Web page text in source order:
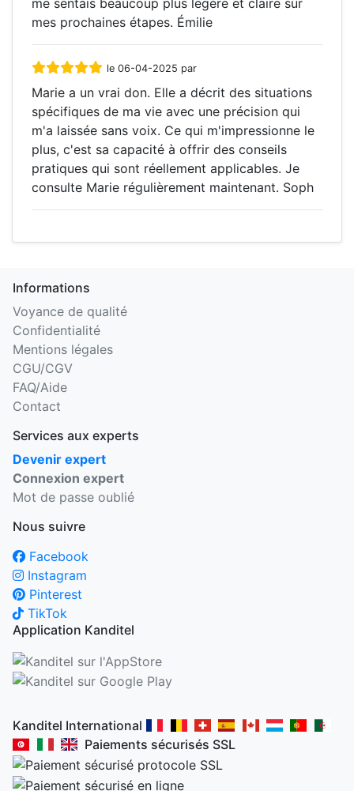
me sentais beaucoup plus légère et claire sur
mes prochaines étapes. Émilie
le 06-04-2025 par
Marie a un vrai don. Elle a décrit des situations
spécifiques de ma vie avec une précision qui
m'a laissée sans voix. Ce qui m'impressionne le
plus, c'est sa capacité à offrir des conseils
pratiques qui sont réellement applicables. Je
consulte Marie régulièrement maintenant. Soph
Informations
Voyance de qualité
Confidentialité
Mentions légales
CGU/CGV
FAQ/Aide
Contact
Services aux experts
Devenir expert
Connexion expert
Mot de passe oublié
Nous suivre
Facebook
Instagram
Pinterest
TikTok
Application Kanditel
Kanditel International
Paiements sécurisés SSL